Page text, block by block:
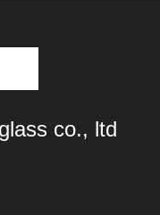
co., ltd